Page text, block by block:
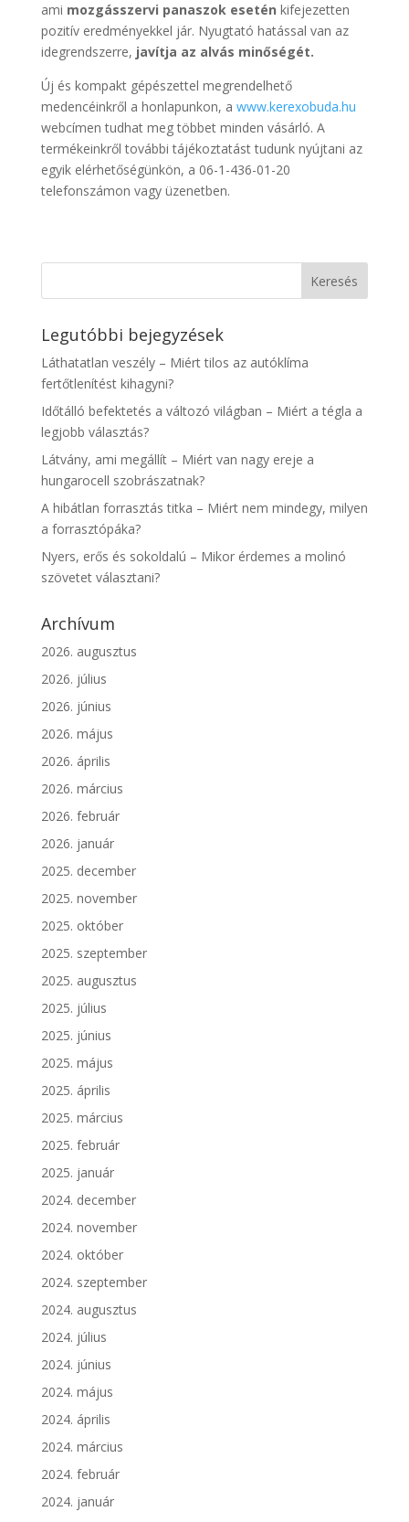
ami mozgásszervi panaszok esetén kifejezetten
pozitív eredményekkel jár. Nyugtató hatással van az
idegrendszerre, javítja az alvás minőségét.
Új és kompakt gépészettel megrendelhető
medencéinkről a honlapunkon, a www.kerexobuda.hu
webcímen tudhat meg többet minden vásárló. A
termékeinkről további tájékoztatást tudunk nyújtani az
egyik elérhetőségünkön, a 06-1-436-01-20
telefonszámon vagy üzenetben.
Legutóbbi bejegyzések
Láthatatlan veszély – Miért tilos az autóklíma
fertőtlenítést kihagyni?
Időtálló befektetés a változó világban – Miért a tégla a
legjobb választás?
Látvány, ami megállít – Miért van nagy ereje a
hungarocell szobrászatnak?
A hibátlan forrasztás titka – Miért nem mindegy, milyen
a forrasztópáka?
Nyers, erős és sokoldalú – Mikor érdemes a molinó
szövetet választani?
Archívum
2026. augusztus
2026. július
2026. június
2026. május
2026. április
2026. március
2026. február
2026. január
2025. december
2025. november
2025. október
2025. szeptember
2025. augusztus
2025. július
2025. június
2025. május
2025. április
2025. március
2025. február
2025. január
2024. december
2024. november
2024. október
2024. szeptember
2024. augusztus
2024. július
2024. június
2024. május
2024. április
2024. március
2024. február
2024. január